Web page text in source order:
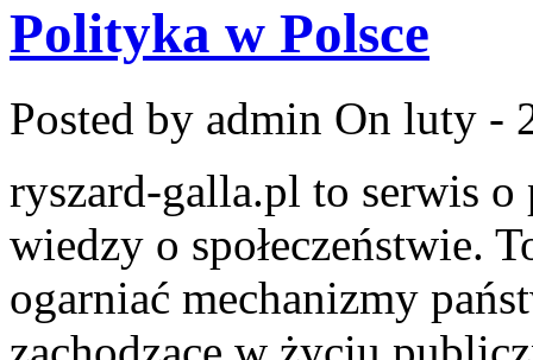
Polityka w Polsce
Posted by admin On luty -
ryszard-galla.pl to serwis
wiedzy o społeczeństwie.
ogarniać mechanizmy